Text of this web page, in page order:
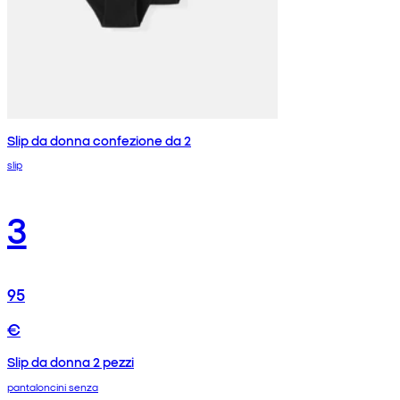
Slip da donna confezione da 2
slip
3
95
€
Slip da donna 2 pezzi
pantaloncini senza